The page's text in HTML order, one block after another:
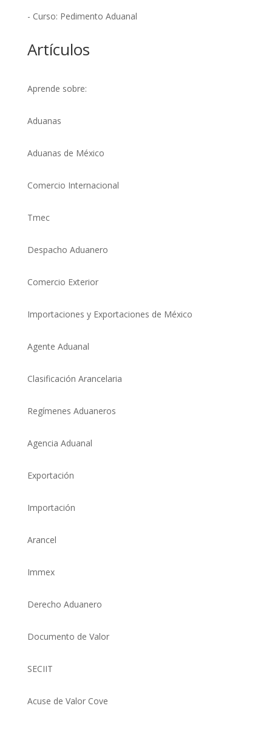
- Curso: Pedimento Aduanal
Artículos
Aprende sobre:
Aduanas
Aduanas de México
Comercio Internacional
Tmec
Despacho Aduanero
Comercio Exterior
Importaciones y Exportaciones de México
Agente Aduanal
Clasificación Arancelaria
Regímenes Aduaneros
Agencia Aduanal
Exportación
Importación
Arancel
Immex
Derecho Aduanero
Documento de Valor
SECIIT
Acuse de Valor Cove